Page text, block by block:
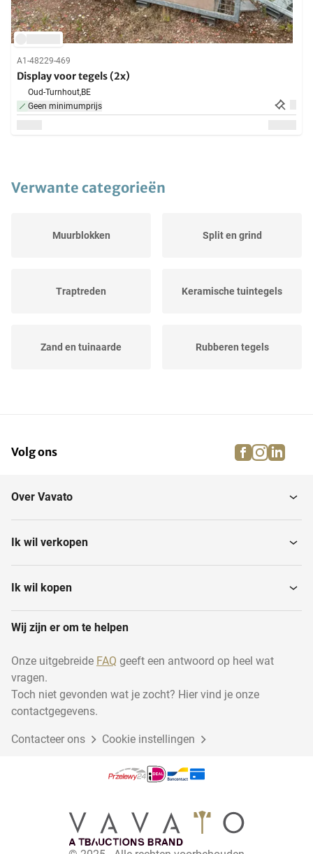
A1-48229-469
Display voor tegels (2x)
Oud-Turnhout,BE
Geen minimumprijs
Verwante categorieën
Muurblokken Split en grind
Traptreden Keramische tuintegels
Zand en tuinaarde Rubberen tegels
Betontegel Opsluitbanden
Volg ons facebook
Over Vavato
Ik wil verkopen
Ik wil kopen
Wij zijn er om te helpen
Onze uitgebreide FAQ geeft een antwoord op heel wat
vragen.
Toch niet gevonden wat je zocht? Hier vind je onze
contactgegevens.
Contacteer ons Cookie instellingen